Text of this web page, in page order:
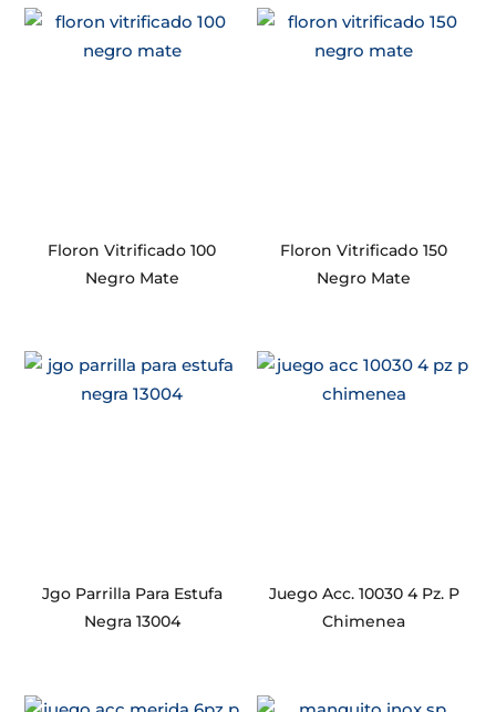
Floron Vitrificado 100
Negro Mate
Floron Vitrificado 150
Negro Mate
Jgo Parrilla Para Estufa
Negra 13004
Juego Acc. 10030 4 Pz. P
Chimenea